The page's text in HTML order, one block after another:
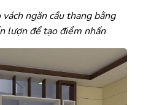
ngăn cầu thang bằng
lượn để tạo điểm nhấn